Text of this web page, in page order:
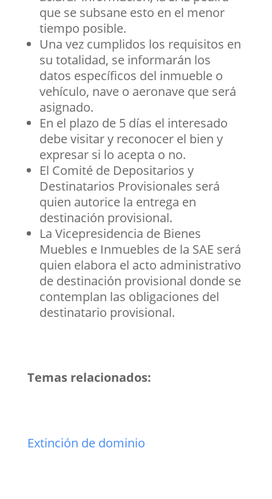
que se subsane esto en el menor
tiempo posible.
Una vez cumplidos los requisitos en
su totalidad, se informarán los
datos específicos del inmueble o
vehículo, nave o aeronave que será
asignado.
En el plazo de 5 días el interesado
debe visitar y reconocer el bien y
expresar si lo acepta o no.
El Comité de Depositarios y
Destinatarios Provisionales será
quien autorice la entrega en
destinación provisional.
La Vicepresidencia de Bienes
Muebles e Inmuebles de la SAE será
quien elabora el acto administrativo
de destinación provisional donde se
contemplan las obligaciones del
destinatario provisional.
Temas relacionados:
Extinción de dominio